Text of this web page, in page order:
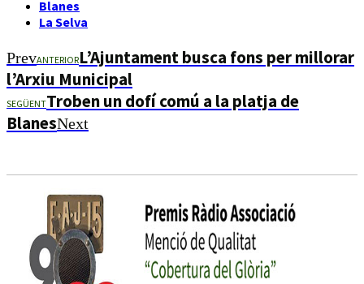
Blanes
La Selva
PrevANTERIORL’Ajuntament busca fons per millorar
l’Arxiu Municipal
SEGÜENTTroben un dofí comú a la platja de
BlanesNext